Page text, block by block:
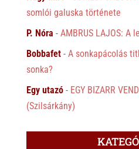
somlói galuska története
P. Nóra - AMBRUS LAJOS: A
Bobbafet- A sonkapácolás
sonka?
Egy utazó- EGY BIZARR
(Szilsárkány)